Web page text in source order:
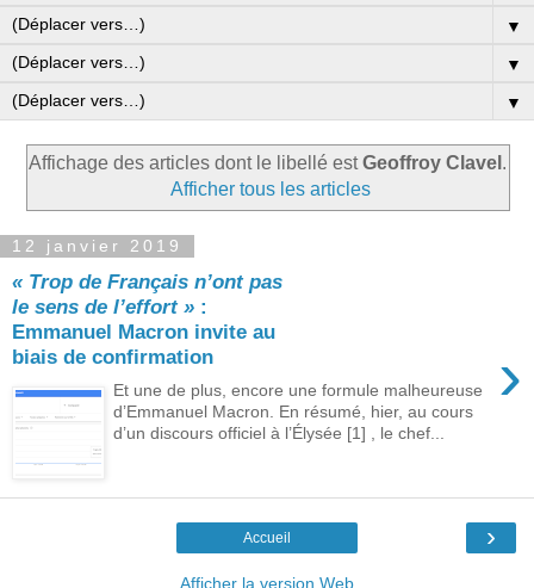
▼
▼
▼
Affichage des articles dont le libellé estGeoffroy Clavel .
Afficher tous les articles
12 janvier 2019
« Trop de Français n’ont pas
le sens de l’effort » :
Emmanuel Macron invite au
biais de confirmation
›
Et une de plus, encore une formule malheureuse
d’Emmanuel Macron. En résumé, hier, au cours
d’un discours officiel à l’Élysée [1] , le chef...
›
Accueil
Afficher la version Web